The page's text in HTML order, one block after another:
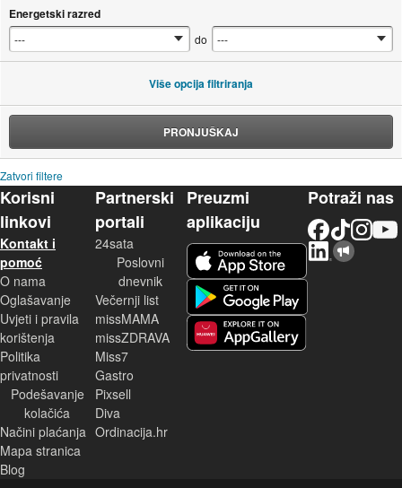
Energetski razred
do
Više opcija filtriranja
PRONJUŠKAJ
Zatvori filtere
Korisni
linkovi
Kontakt i
pomoć
O nama
Oglašavanje
Uvjeti i pravila
korištenja
Politika
privatnosti
Podešavanje
kolačića
Načini plaćanja
Mapa stranica
Blog
Partnerski
portali
24sata
Poslovni
dnevnik
Večernji list
missMAMA
missZDRAVA
Miss7
Gastro
Pixsell
Diva
Ordinacija.hr
Preuzmi
aplikaciju
Potraži nas